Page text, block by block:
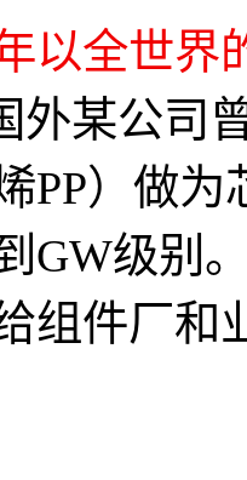
以全世
外某公司
PP）做
GW级别
组件厂和